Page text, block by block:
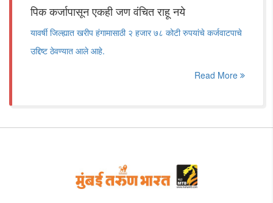
पिक कर्जापासून एकही जण वंचित राहू नये
यावर्षी जिल्ह्यात खरीप हंगामासाठी २ हजार ७८ कोटी रुपयांचे कर्जवाटपाचे
उद्दिष्ट ठेवण्यात आले आहे.
Read More